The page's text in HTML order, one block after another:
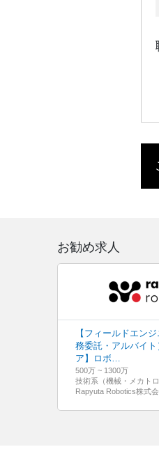
お勧め求人
【フィールドエン
務委託・アルバイト
ア】ロボ…
500万 ~ 1300万
技術系（機械・メカトロ
Rapyuta Robotics株式